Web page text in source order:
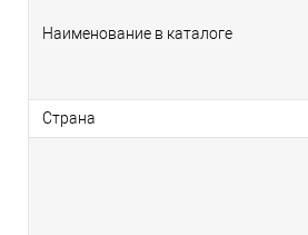
Наименование в каталоге
Страна